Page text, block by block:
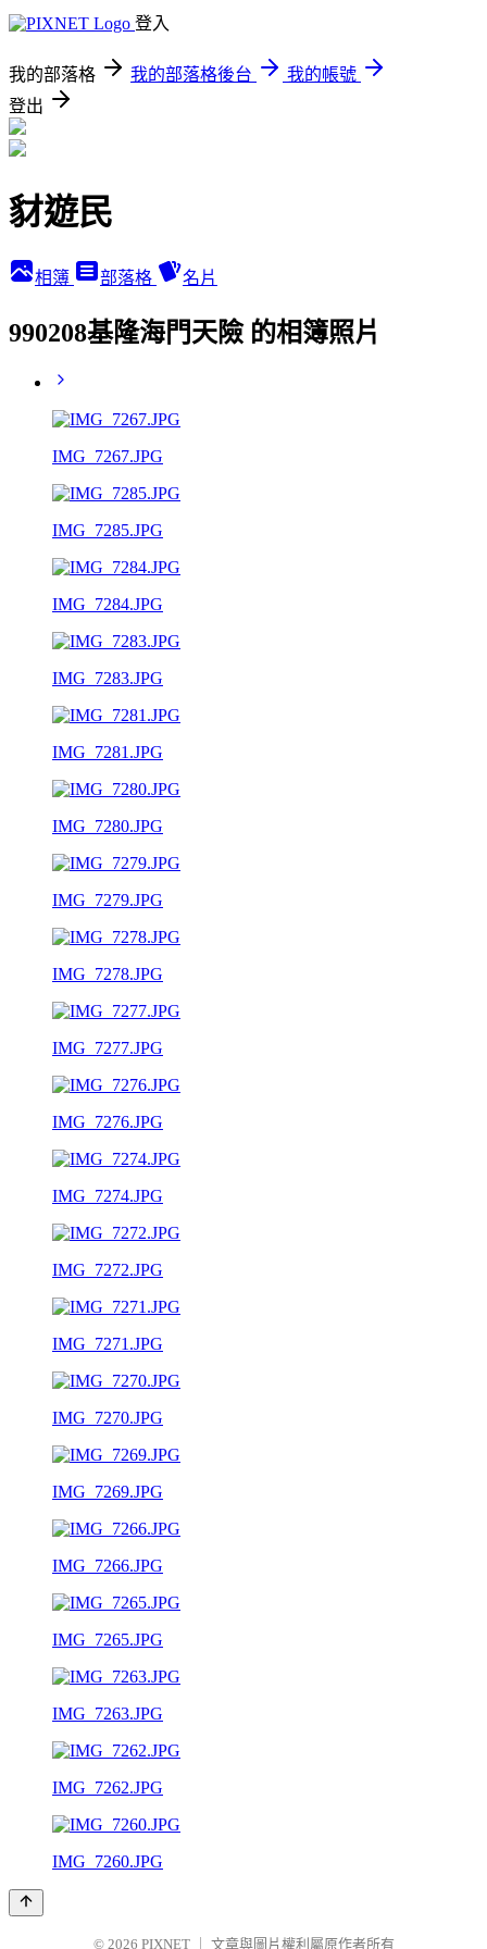
登入
我的部落格 我的部落格後台
我的帳號
登出
豺遊民
相簿 部落格 名片
990208基隆海門天險 的相簿照片
IMG_7267.JPG
IMG_7285.JPG
IMG_7284.JPG
IMG_7283.JPG
IMG_7281.JPG
IMG_7280.JPG
IMG_7279.JPG
IMG_7278.JPG
IMG_7277.JPG
IMG_7276.JPG
IMG_7274.JPG
IMG_7272.JPG
IMG_7271.JPG
IMG_7270.JPG
IMG_7269.JPG
IMG_7266.JPG
IMG_7265.JPG
IMG_7263.JPG
IMG_7262.JPG
IMG_7260.JPG
© 2026 PIXNET 文章與圖片權利屬原作者所有